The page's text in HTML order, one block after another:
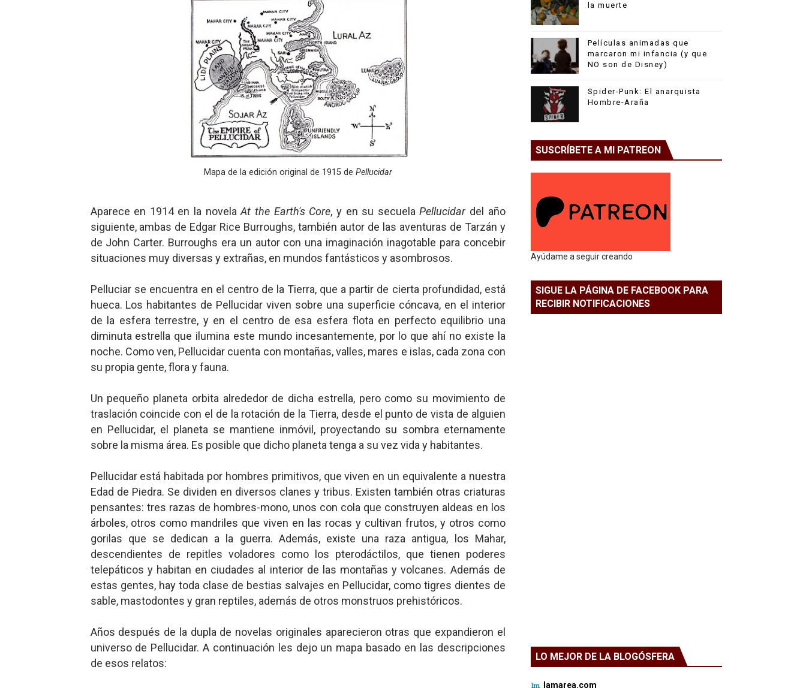
Mapa de la edición original de 1915 de Pellucidar
Aparece en 1914 en la novelaAt the Earth's Core, y en su secuelaPellucidardel año
siguiente, ambas de Edgar Rice Burroughs, también autor de las aventuras de Tarzán y
de John Carter. Burroughs era un autor con una imaginación inagotable para concebir
situaciones muy diversas y extrañas, en mundos fantásticos y asombrosos.
Pelluciar se encuentra en el centro de la Tierra, que a partir de cierta profundidad, está
hueca. Los habitantes de Pellucidar viven sobre una superficie cóncava, en el interior
de la esfera terrestre, y en el centro de esa esfera flota en perfecto equilibrio una
diminuta estrella que ilumina este mundo incesantemente, por lo que ahí no existe la
noche. Como ven, Pellucidar cuenta con montañas, valles, mares e islas, cada zona con
su propia gente, flora y fauna.
Un pequeño planeta orbita alrededor de dicha estrella, pero como su movimiento de
traslación coincide con el de la rotación de la Tierra, desde el punto de vista de alguien
en Pellucidar, el planeta se mantiene inmóvil, proyectando su sombra eternamente
sobre la misma área. Es posible que dicho planeta tenga a su vez vida y habitantes.
Pellucidar está habitada por hombres primitivos, que viven en un equivalente a nuestra
Edad de Piedra. Se dividen en diversos clanes y tribus. Existen también otras criaturas
pensantes: tres razas de hombres-mono, unos con cola que construyen aldeas en los
árboles, otros como mandriles que viven en las rocas y cultivan frutos, y otros como
gorilas que se dedican a la guerra. Además, existe una raza antigua, los Mahar,
descendientes de repitles voladores como los pterodáctilos, que tienen poderes
telepáticos y habitan en ciudades al interior de las montañas y volcanes. Además de
estas gentes, hay toda clase de bestias salvajes en Pellucidar, como tigres dientes de
sable, mastodontes y gran reptiles, además de otros monstruos prehistóricos.
Años después de la dupla de novelas originales aparecieron otras que expandieron el
universo de Pellucidar. A continuación les dejo un mapa basado en las descripciones
de esos relatos:
la muerte
Películas animadas que
marcaron mi infancia (y que
NO son de Disney)
Spider-Punk: El anarquista
Hombre-Araña
SUSCRÍBETE A MI PATREON
Ayúdame a seguir creando
SIGUE LA PÁGINA DE FACEBOOK PARA
RECIBIR NOTIFICACIONES
LO MEJOR DE LA BLOGÓSFERA
lamarea.com